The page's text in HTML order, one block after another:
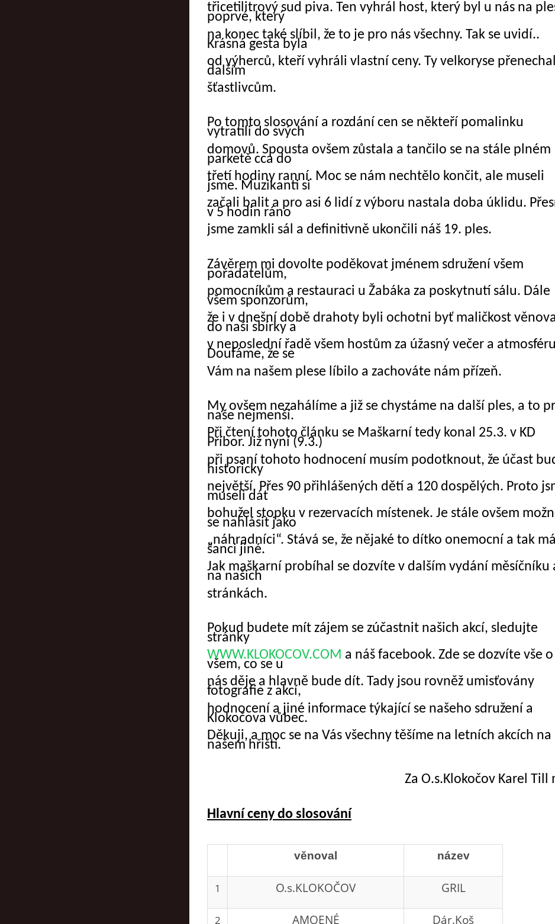
třicetilitrový sud piva. Ten vyhrál host, který byl u nás na
poprvé, který
na konec také slíbil, že to je pro nás všechny. Tak se uvidí..
Krásná gesta byla
od výherců, kteří vyhráli vlastní ceny. Ty velkoryse
dalším
šťastlivcům.
Po tomto slosování a rozdání cen se někteří pomalinku
vytratili do svých
domovů. Spousta ovšem zůstala a tančilo se na stále plném
parketě cca do
třetí hodiny ranní. Moc se nám nechtělo končit, ale museli
jsme. Muzikanti si
začali balit a pro asi 6 lidí z výboru nastala doba úklidu.
v 5 hodin ráno
jsme zamkli sál a definitivně ukončili náš 19. ples.
Závěrem mi dovolte poděkovat jménem sdružení všem
pořadatelům,
pomocníkům a restauraci u Žabáka za poskytnutí sálu. Dále
všem sponzorům,
že i v dnešní době drahoty byli ochotni byť maličkost
do naši sbírky a
v neposlední řadě všem hostům za úžasný večer a
Doufáme, že se
Vám na našem plese líbilo a zachováte nám přízeň.
My ovšem nezahálíme a již se chystáme na další ples, a to
naše nejmenší.
Při čtení tohoto článku se Maškarní tedy konal 25.3. v KD
Příbor. Již nyní (9.3.)
při psaní tohoto hodnocení musím podotknout, že účast
historicky
největší. Přes 90 přihlášených dětí a 120 dospělých. Proto
museli dát
bohužel stopku v rezervacích místenek. Je stále ovšem
se nahlásit jako
„náhradníci“. Stává se, že nějaké to dítko onemocní a tak má
šanci jiné.
Jak maškarní probíhal se dozvíte v dalším vydání měsíčníku
na našich
stránkách.
Pokud budete mít zájem se zúčastnit našich akcí, sledujte
stránky
WWW.KLOKOCOV.COM a náš facebook. Zde se dozvíte vše o
všem, co se u
nás děje a hlavně bude dít. Tady jsou rovněž umisťovány
fotografie z akcí,
hodnocení a jiné informace týkající se našeho sdružení a
Klokočova vůbec.
Děkuji, a moc se na Vás všechny těšíme na letních akcích na
našem hřišti.
Za O.s.Klokočov Karel Till
Hlavní ceny do slosování
věnoval název
1 O.s.KLOKOČOV GRIL
2 AMOENÉ Dár.Koš